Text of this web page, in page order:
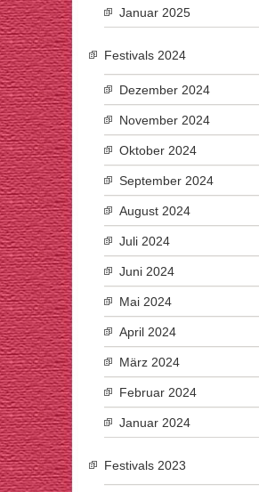
Januar 2025
Festivals 2024
Dezember 2024
November 2024
Oktober 2024
September 2024
August 2024
Juli 2024
Juni 2024
Mai 2024
April 2024
März 2024
Februar 2024
Januar 2024
Festivals 2023